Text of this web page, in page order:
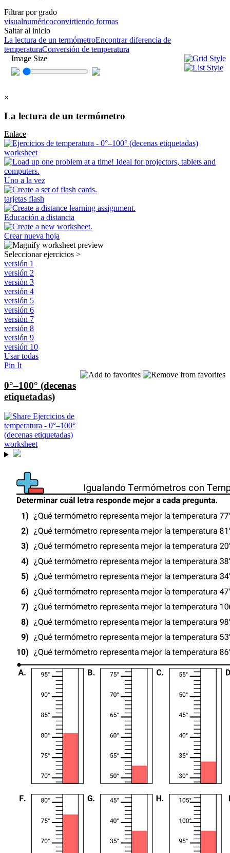
Filtrar por grado
visualnuméricoconvirtiendo formas
Saltar al inicio
La lectura de un termómetroEncontrar diferencia de
temperaturaConversión de temperatura
Image Size
×
La lectura de un termómetro
Enlace
Uno a la vez
tarjetas flash
Educación a distancia
Crear nueva hoja
Seleccionar ejercicios >
versión 1
versión 2
versión 3
versión 4
versión 5
versión 6
versión 7
versión 8
versión 9
versión 10
Usar todas
Pin It
0°–100° (decenas
etiquetadas)